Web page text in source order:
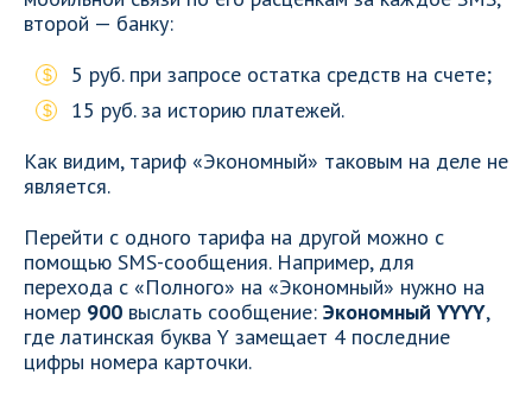
второй — банку:
5 руб. при запросе остатка средств на счете;
15 руб. за историю платежей.
Как видим, тариф «Экономный» таковым на деле не
является.
Перейти с одного тарифа на другой можно с
помощью SMS-сообщения. Например, для
перехода с «Полного» на «Экономный» нужно на
номер 900 выслать сообщение: Экономный YYYY,
где латинская буква Y замещает 4 последние
цифры номера карточки.